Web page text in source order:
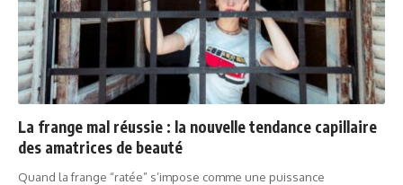
La frange mal réussie : la nouvelle tendance capillaire
des amatrices de beauté
Quand la frange “ratée” s’impose comme une puissance